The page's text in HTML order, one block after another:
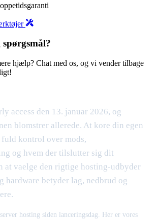
hjælp? Chat med os, og vi vender tilbage
access den 13. januar 2026, og
blomstrer allerede. At kore din egen
kontrol over mods,
og hvem der tilslutter sig dit
at vaelge den rigtige hosting-udbyder
hardware betyder lag, nedbrud og
hosting siden lanceringsdag. Her er vores